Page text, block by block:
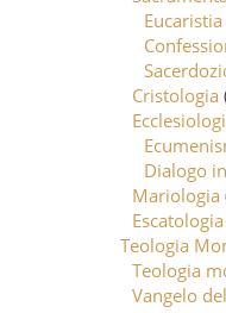
Eucaristia
Cristologia
Dialogo
Mariologia
Escatologia
Teologia
Teologia
Vangelo